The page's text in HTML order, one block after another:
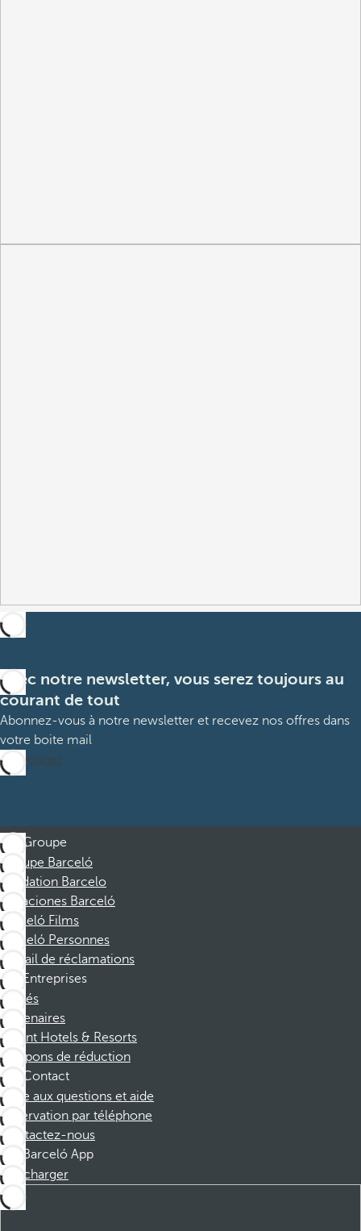
Avec notre newsletter, vous serez toujours au
courant de tout
Abonnez-vous à notre newsletter et recevez nos offres dans
votre boite mail
M’abonner
Groupe
Groupe Barceló
Fondation Barcelo
Vacaciones Barceló
Barceló Films
Barceló Personnes
Portail de réclamations
Entreprises
Affiliés
Partenaires
Dorint Hotels & Resorts
Coupons de réduction
Contact
Foire aux questions et aide
Réservation par téléphone
Contactez-nous
Barceló App
Télécharger